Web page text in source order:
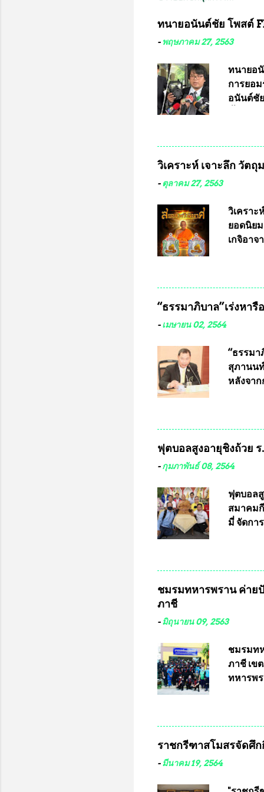
ทนายอนันต์ชัย โพสต์
- พฤษภาคม 27, 2563
ทนายอ
การยอ
อนันต์ชั
ว่า หน้า
กับประเ
ทหารนี้ไ
จำหน่า
วิเคราะห์ เจาะลึก วัต
-ตุลาคม 27, 2563
วิเครา
ยอดนิย
เกจิอา
หมุน แ
ประกวด
เข้ารา
และรัน
ประกาศ
“ธรรมาภิบาล”เร่งหา
-เมษายน 02, 2564
“ธรรม
สุภานน
หลังจา
กฎหมา
กฎหมาย
กรรมกา
เลือกตั้
“นครเ
ในระดั
ฟุตบอลสูงอายุชิงถ้วย
-กุมภาพันธ์ 08, 2564
ฟุตบอล
สมาคม
มี่ จัดกา
ชาติอ
ประธา
บดินทรเ
แข่งขัน
แข่งขัน
แข่งขัน
ชมรมทหารพราน ค่าย
ภาชี
-มิถุนายน 09, 2563
ชมรมท
ภาชี เข
ทหารพ
กรุงเท
พันอาก
ราชกรีฑาสโมสรจัดศึ
-มีนาคม 19, 2564